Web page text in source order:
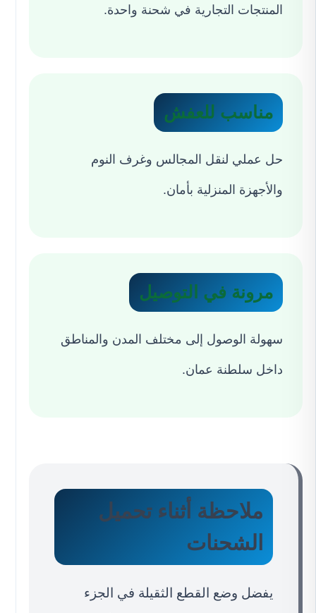
المنتجات التجارية في شحنة واحدة.
مناسب للعفش
حل عملي لنقل المجالس وغرف النوم
والأجهزة المنزلية بأمان.
مرونة في التوصيل
سهولة الوصول إلى مختلف المدن والمناطق
داخل سلطنة عمان.
ملاحظة أثناء تحميل
الشحنات
يفضل وضع القطع الثقيلة في الجزء